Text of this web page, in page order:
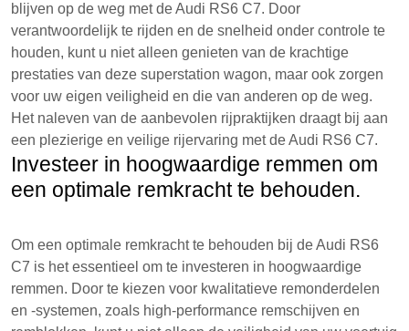
blijven op de weg met de Audi RS6 C7. Door
verantwoordelijk te rijden en de snelheid onder controle te
houden, kunt u niet alleen genieten van de krachtige
prestaties van deze superstation wagon, maar ook zorgen
voor uw eigen veiligheid en die van anderen op de weg.
Het naleven van de aanbevolen rijpraktijken draagt bij aan
een plezierige en veilige rijervaring met de Audi RS6 C7.
Investeer in hoogwaardige remmen om
een ​​optimale remkracht te behouden.
Om een optimale remkracht te behouden bij de Audi RS6
C7 is het essentieel om te investeren in hoogwaardige
remmen. Door te kiezen voor kwalitatieve remonderdelen
en -systemen, zoals high-performance remschijven en